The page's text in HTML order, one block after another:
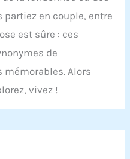
en couple, entre
est sûre : ces
de
mémorables. Alors
vivez !